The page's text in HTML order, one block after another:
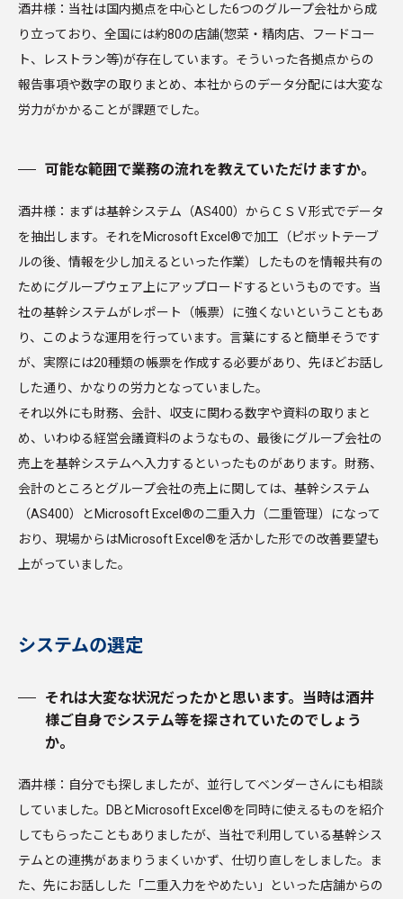
酒井様：当社は国内拠点を中心とした6つのグループ会社から成
り立っており、全国には約80の店舗(惣菜・精肉店、フードコー
ト、レストラン等)が存在しています。そういった各拠点からの
報告事項や数字の取りまとめ、本社からのデータ分配には大変な
労力がかかることが課題でした。
可能な範囲で業務の流れを教えていただけますか。
酒井様：まずは基幹システム（AS400）からＣＳＶ形式でデータ
を抽出します。それをMicrosoft Excel®で加工（ピボットテーブ
ルの後、情報を少し加えるといった作業）したものを情報共有の
ためにグループウェア上にアップロードするというものです。当
社の基幹システムがレポート（帳票）に強くないということもあ
り、このような運用を行っています。言葉にすると簡単そうです
が、実際には20種類の帳票を作成する必要があり、先ほどお話し
した通り、かなりの労力となっていました。
それ以外にも財務、会計、収支に関わる数字や資料の取りまと
め、いわゆる経営会議資料のようなもの、最後にグループ会社の
売上を基幹システムへ入力するといったものがあります。財務、
会計のところとグループ会社の売上に関しては、基幹システム
（AS400）とMicrosoft Excel®の二重入力（二重管理）になって
おり、現場からはMicrosoft Excel®を活かした形での改善要望も
上がっていました。
システムの選定
それは大変な状況だったかと思います。当時は酒井
様ご自身でシステム等を探されていたのでしょう
か。
酒井様：自分でも探しましたが、並行してベンダーさんにも相談
していました。DBとMicrosoft Excel®を同時に使えるものを紹介
してもらったこともありましたが、当社で利用している基幹シス
テムとの連携があまりうまくいかず、仕切り直しをしました。ま
た、先にお話しした「二重入力をやめたい」といった店舗からの